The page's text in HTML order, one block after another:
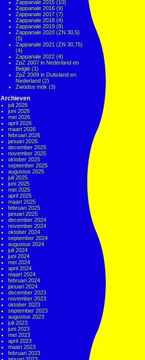
Zappanale 2015 (10)
Zappanale 2016 (9)
Zappanale 2017 (7)
Zappanale 2018 (4)
Zappanale 2019 (8)
Zappanale 2020 (ZN 30,5)
(5)
Zappanale 2021 (ZN 30,75)
(4)
Zappanale 2022 (4)
ZpZ 2007 in Nederland en
België (1)
ZpZ 2009 in Duitsland en
Nederland (2)
Zwödse mök (3)
Archieven
juli 2026
juni 2026
mei 2026
april 2026
maart 2026
februari 2026
januari 2026
december 2025
november 2025
oktober 2025
september 2025
augustus 2025
juli 2025
juni 2025
mei 2025
april 2025
maart 2025
februari 2025
januari 2025
december 2024
november 2024
oktober 2024
september 2024
augustus 2024
juli 2024
juni 2024
mei 2024
april 2024
maart 2024
februari 2024
januari 2024
december 2023
november 2023
oktober 2023
september 2023
augustus 2023
juli 2023
juni 2023
mei 2023
april 2023
maart 2023
februari 2023